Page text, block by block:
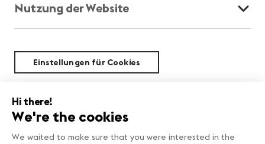
Nutzung der Website
Einstellungen für Cookies
Nachhaltigkeit